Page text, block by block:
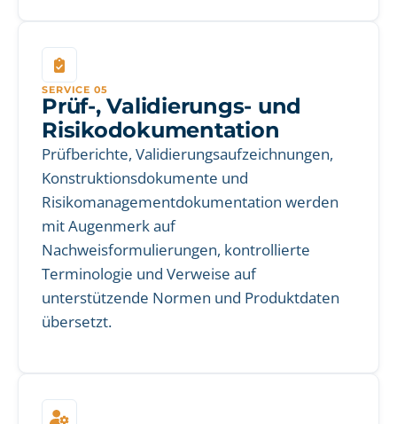
SERVICE 05
Prüf-, Validierungs- und
Risikodokumentation
Prüfberichte, Validierungsaufzeichnungen,
Konstruktionsdokumente und
Risikomanagementdokumentation werden
mit Augenmerk auf
Nachweisformulierungen, kontrollierte
Terminologie und Verweise auf
unterstützende Normen und Produktdaten
übersetzt.